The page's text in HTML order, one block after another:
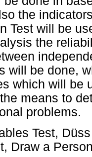
the
Test will be
the
will be done,
which will be
means to
problems.
Test,
Draw a